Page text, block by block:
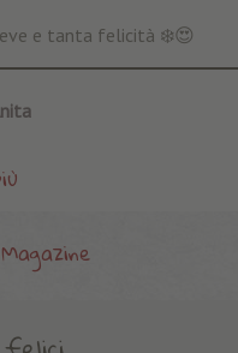
e tanta felicità ❄️😍